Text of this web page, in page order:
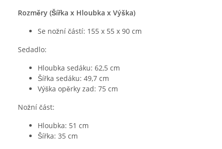
Rozměry (Šířka x Hloubka x Výška)
Se nožní částí: 155 x 55 x 90 cm
Sedadlo:
Hloubka sedáku: 62,5 cm
Šířka sedáku: 49,7 cm
Výška opěrky zad: 75 cm
Nožní část:
Hloubka: 51 cm
Šířka: 35 cm